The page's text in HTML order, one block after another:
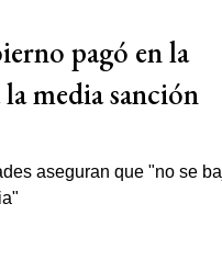
pagó en la
media sanción